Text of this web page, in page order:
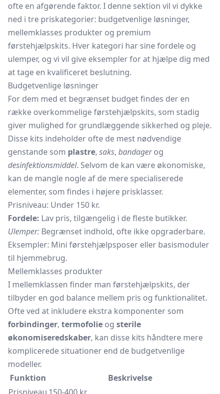
ofte en afgørende faktor. I denne sektion vil vi dykke
ned i tre priskategorier: budgetvenlige løsninger,
mellemklasses produkter og premium
førstehjælpskits. Hver kategori har sine fordele og
ulemper, og vi vil give eksempler for at hjælpe dig med
at tage en kvalificeret beslutning.
Budgetvenlige løsninger
For dem med et begrænset budget findes der en
række overkommelige førstehjælpskits, som stadig
giver mulighed for grundlæggende sikkerhed og pleje.
Disse kits indeholder ofte de mest nødvendige
genstande som plastre, saks, bandagerog
desinfektionsmiddel. Selvom de kan være økonomiske,
kan de mangle nogle af de mere specialiserede
elementer, som findes i højere prisklasser.
Prisniveau: Under 150 kr.
Fordele: Lav pris, tilgængelig i de fleste butikker.
Ulemper: Begrænset indhold, ofte ikke opgraderbare.
Eksempler: Mini førstehjælpsposer eller basismoduler
til hjemmebrug.
Mellemklasses produkter
I mellemklassen finder man førstehjælpskits, der
tilbyder en god balance mellem pris og funktionalitet.
Ofte ved at inkludere ekstra komponenter som
forbindinger, termofolie og sterile
økonomiseredskaber, kan disse kits håndtere mere
komplicerede situationer end de budgetvenlige
modeller.
Funktion
Beskrivelse